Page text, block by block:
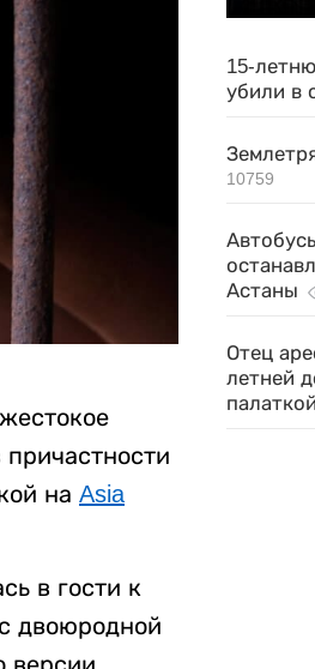
на Asia
в гости к
двоюродной
15-
убили в
10759
Астаны
Отец
летней
палаткой